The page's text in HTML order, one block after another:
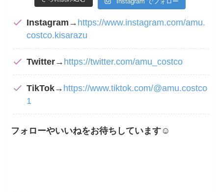
Instagram → https://www.instagram.com/amu.
costco.kisarazu
Twitter→ https://twitter.com/amu_costco
TikTok→ https://www.tiktok.com/@amu.costco
1
フォローやいいねをお待ちしています☺